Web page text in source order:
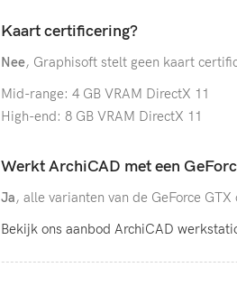
Kaart certificering?
Nee, Graphisoft stelt geen kaart
Mid-range: 4 GB VRAM DirectX 11
High-end: 8 GB VRAM DirectX 11
Werkt ArchiCAD met een
Ja, alle varianten van de GeForce
Bekijk ons aanbod ArchiCAD